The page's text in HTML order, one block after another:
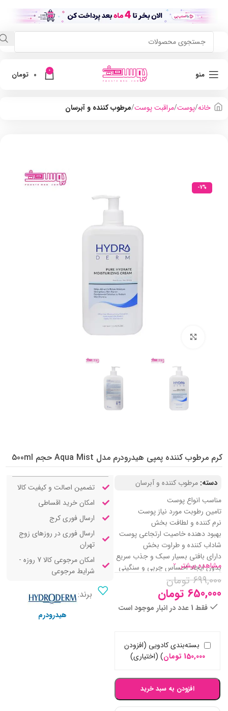
منو 0
0 تومان
خانه پوست مراقبت پوست مرطوب کننده و آبرسان
-7%
کرم مرطوب کننده پمپی هیدرودرم مدل Aqua Mist حجم 500ml
دسته: مرطوب کننده و آبرسان
مناسب انواع پوست
تامین رطوبت مورد نیاز پوست
نرم کننده و لطافت بخش
بهبود دهنده خاصیت ارتجاعی پوست
شاداب کننده و طراوت بخش
دارای بافتی بسیار سبک و جذب سریع
بدون ایجاد احساس چربی و سنگینی
مناسب دست و ضورت
فاقد پارابن و ترکیبات مضر
تغذیه کننده و تقویت کننده
آنتی اکسیدان و ضد پیری زود رس
مشاهده بیشتر
699,000 تومان
650,000 تومان
فقط 1 عدد در انبار موجود است
بسته‌بندی کادویی (افزودن
150,000 تومان) (اختیاری)
افزودن به سبد خرید
تضمین اصالت و کیفیت کالا
امکان خرید اقساطی
ارسال فوری کرج
ارسال فوری در روزهای زوج
تهران
امکان مرجوعی کالا 7 روزه -
شرایط مرجوعی
برند:
هیدرودرم